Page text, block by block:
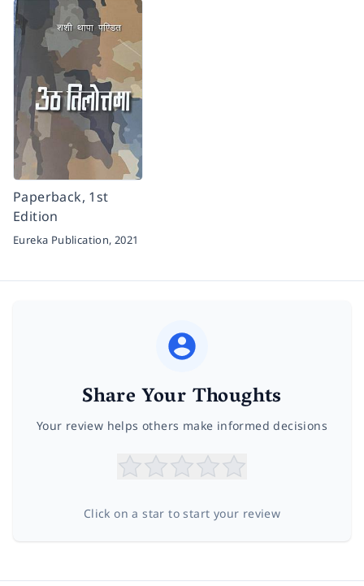
Paperback, 1st
Edition
Eureka Publication, 2021
Share Your Thoughts
Your review helps others make informed decisions
Click on a star to start your review